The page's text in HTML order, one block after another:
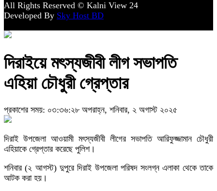
All Rights Reserved © Kalni View 24
Developed By Sky Host BD
দিরাইয়ে মৎস্যজীবী লীগ সভাপতি
এহিয়া চৌধুরী গ্রেপ্তার
প্রকাশের সময়: ০৩:৩৬:২৮ অপরাহ্ন, শনিবার, ২ অগাস্ট ২০২৫
দিরাই উপজেলা আওয়ামী মৎস্যজীবী লীগের সভাপতি আরিফুজ্জামান চৌধুরী
এহিয়াকে গ্রেপ্তার করেছে পুলিশ।
শনিবার (২ আগস্ট) দুপুরে দিরাই উপজেলা পরিষদ সংলগ্ন এলাকা থেকে তাকে
আটক করা হয়।